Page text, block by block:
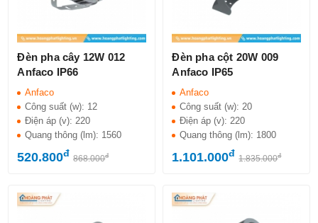
Đèn pha cây 12W 012
Anfaco IP66
Anfaco
Công suất (w): 12
Điện áp (v): 220
Quang thông (lm): 1560
520.800đ 868.000đ
Đèn pha cột 20W 009
Anfaco IP65
Anfaco
Công suất (w): 20
Điện áp (v): 220
Quang thông (lm): 1800
1.101.000đ 1.835.000đ